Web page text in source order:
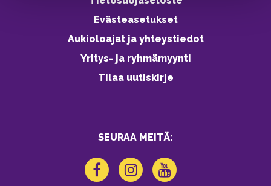
Evästeasetukset
Aukioloajat ja yhteystiedot
Yritys- ja ryhmämyynti
Tilaa uutiskirje
SEURAA MEITÄ: